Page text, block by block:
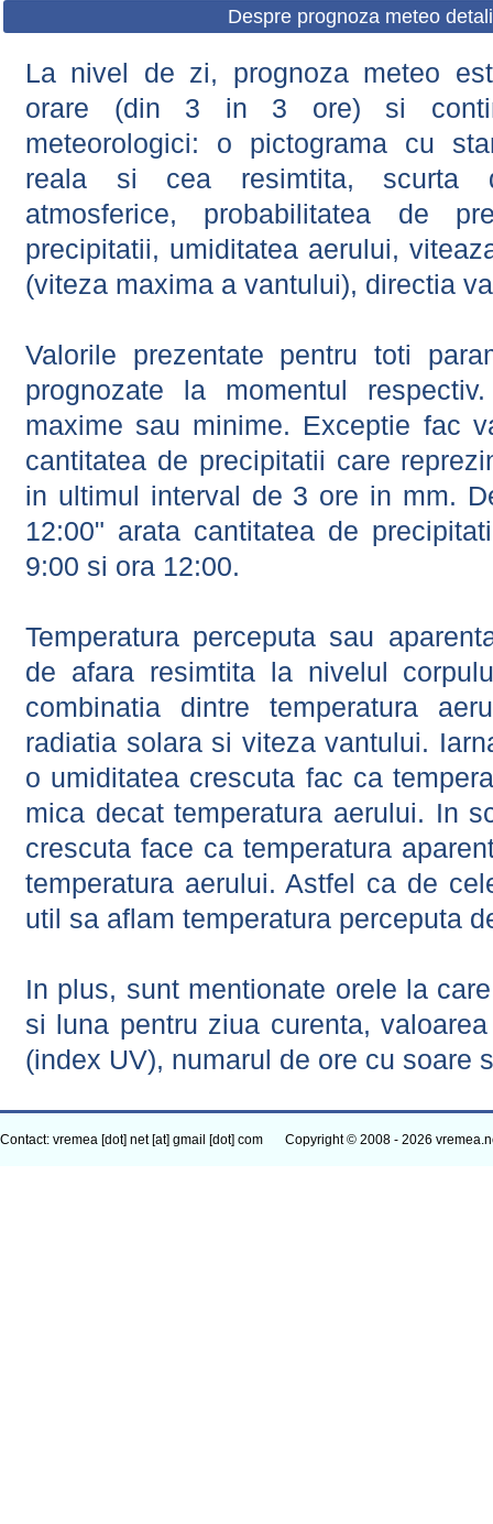
Despre prognoza meteo
La nivel de zi, prognoza meteo
orare (din 3 in 3 ore) si
meteorologici: o pictograma cu
reala si cea resimtita, scurta
atmosferice, probabilitatea de
precipitatii, umiditatea aerului,
(viteza maxima a vantului), directia
Valorile prezentate pentru toti
prognozate la momentul
maxime sau minime. Exceptie fac
cantitatea de precipitatii care
in ultimul interval de 3 ore in mm.
12:00" arata cantitatea de
9:00 si ora 12:00.
Temperatura perceputa sau
de afara resimtita la nivelul
combinatia dintre temperatura
radiatia solara si viteza vantului.
o umiditatea crescuta fac ca
mica decat temperatura aerului. In
crescuta face ca temperatura
temperatura aerului. Astfel ca de
util sa aflam temperatura perceputa
In plus, sunt mentionate orele la
si luna pentru ziua curenta,
(index UV), numarul de ore cu soare
Contact: vremea [dot] net [at] gmail [dot] com Copyright © 2008 - 2026